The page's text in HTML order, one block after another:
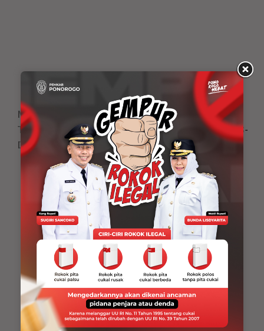
Mantapkan Standar Mutu Pelayanan, RSUD dr. Iskak
Tulungagung Jalani Survei Akreditasi Bersama LARS-
DHP
Adv